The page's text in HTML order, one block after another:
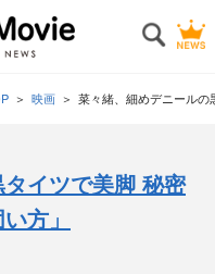
映画 菜々緒、細めデニール
イツで美脚 秘密
方」